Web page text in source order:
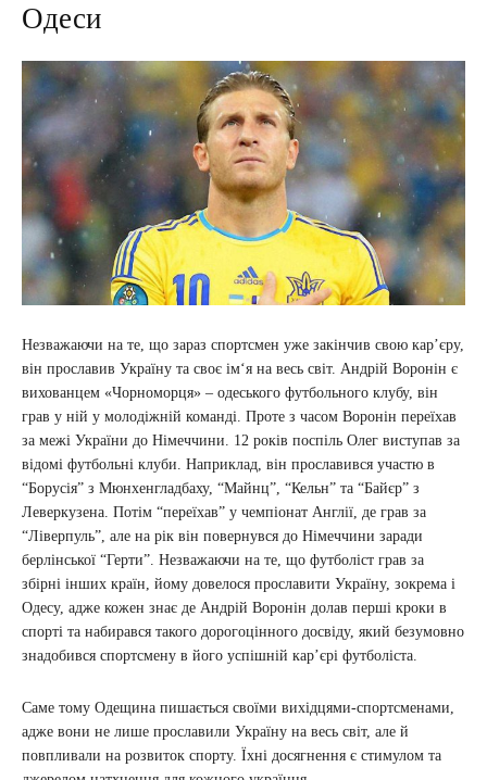
Одеси
Незважаючи на те, що зараз спортсмен уже закінчив свою кар’єру,
він прославив Україну та своє ім‘я на весь світ. Андрій Воронін є
вихованцем «Чорноморця» – одеського футбольного клубу, він
грав у ній у молодіжній команді. Проте з часом Воронін переїхав
за межі України до Німеччини. 12 років поспіль Олег виступав за
відомі футбольні клуби. Наприклад, він прославився участю в
“Борусія” з Мюнхенгладбаху, “Майнц”, “Кельн” та “Байєр” з
Леверкузена. Потім “переїхав” у чемпіонат Англії, де грав за
“Ліверпуль”, але на рік він повернувся до Німеччини заради
берлінської “Герти”. Незважаючи на те, що футболіст грав за
збірні інших країн, йому довелося прославити Україну, зокрема і
Одесу, адже кожен знає де Андрій Воронін долав перші кроки в
спорті та набирався такого дорогоцінного досвіду, який безумовно
знадобився спортсмену в його успішній кар’єрі футболіста.
Саме тому Одещина пишається своїми вихідцями-спортсменами,
адже вони не лише прославили Україну на весь світ, але й
повпливали на розвиток спорту. Їхні досягнення є стимулом та